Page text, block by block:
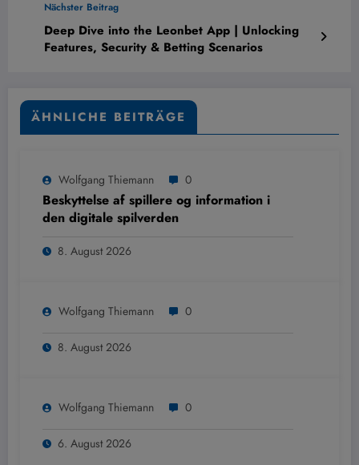
Nächster Beitrag
Deep Dive into the Leonbet App | Unlocking
Features, Security & Betting Scenarios
ÄHNLICHE BEITRÄGE
Wolfgang Thiemann 0
Beskyttelse af spillere og information i
den digitale spilverden
8. August 2026
Wolfgang Thiemann 0
8. August 2026
Wolfgang Thiemann 0
6. August 2026